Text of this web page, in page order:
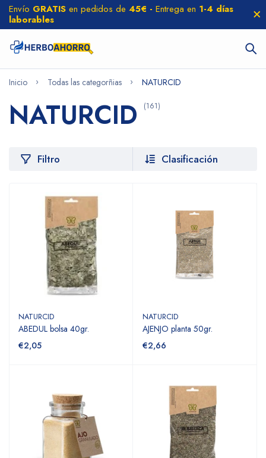
Envío GRATIS en pedidos de 45€ - Entrega en 1-4 días
laborables
Inicio Todas las categorñias NATURCID
NATURCID (161)
Filtro Clasificación
NATURCID
ABEDUL bolsa 40gr.
€2,05
NATURCID
AJENJO planta 50gr.
€2,66